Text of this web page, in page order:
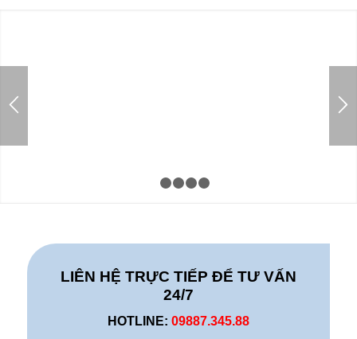
LIÊN HỆ TRỰC TIẾP ĐỂ TƯ VẤN
24/7
HOTLINE: 09887.345.88